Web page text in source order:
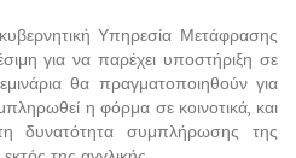
Υπηρεσία Μετάφρασης
για να παρέχει υποστήριξη σε
θα πραγματοποιηθούν για
η φόρμα σε κοινοτικά, και
δυνατότητα συμπλήρωσης της